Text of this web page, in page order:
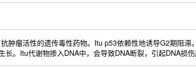
肿瘤活性的遗传毒性药物。Itu p53依赖性地诱导G2期阻
。Itu代谢物掺入DNA中，会导致DNA断裂，引起DNA损